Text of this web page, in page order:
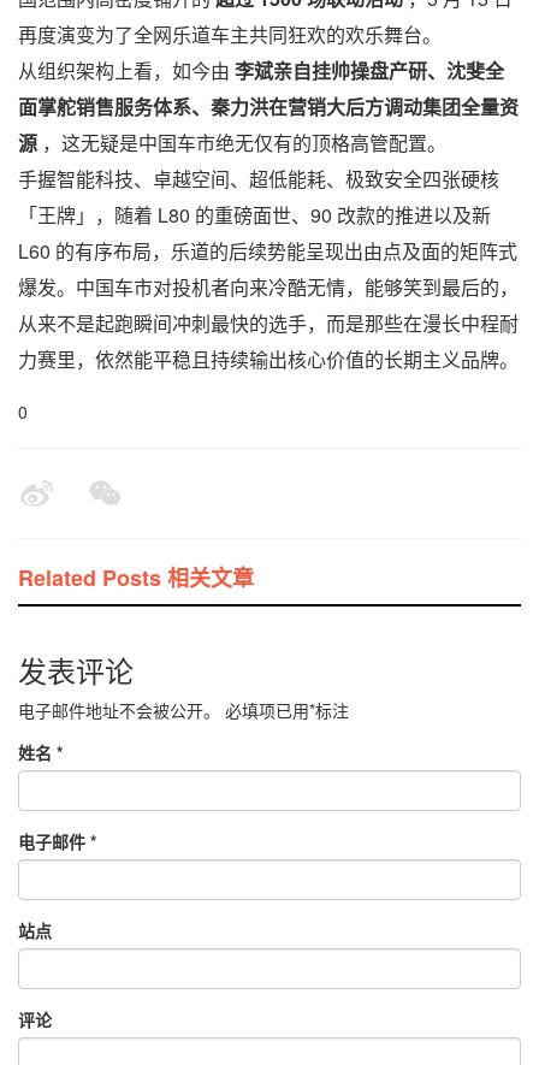
再度演变为了全网乐道车主共同狂欢的欢乐舞台。
从组织架构上看，如今由 李斌亲自挂帅操盘产研、沈斐全
面掌舵销售服务体系、秦力洪在营销大后方调动集团全量资
源 ，这无疑是中国车市绝无仅有的顶格高管配置。
手握智能科技、卓越空间、超低能耗、极致安全四张硬核
「王牌」，随着 L80 的重磅面世、90 改款的推进以及新
L60 的有序布局，乐道的后续势能呈现出由点及面的矩阵式
爆发。中国车市对投机者向来冷酷无情，能够笑到最后的，
从来不是起跑瞬间冲刺最快的选手，而是那些在漫长中程耐
力赛里，依然能平稳且持续输出核心价值的长期主义品牌。
0
Related Posts 相关文章
发表评论
电子邮件地址不会被公开。 必填项已用*标注
姓名 *
电子邮件 *
站点
评论